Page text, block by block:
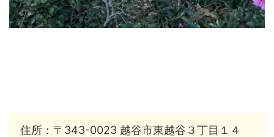
住所：〒343-0023 越谷市東越谷３丁目１４